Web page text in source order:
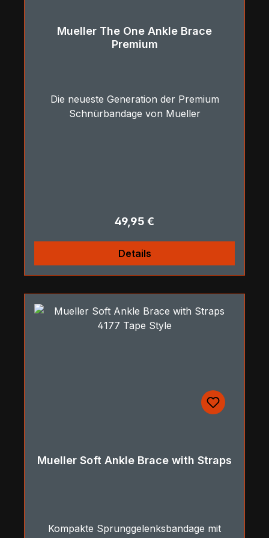
Mueller The One Ankle Brace
Premium
Die neueste Generation der Premium
Schnürbandage von Mueller
Regulärer Preis:
49,95 €
Details
Mueller Soft Ankle Brace with Straps
Kompakte Sprunggelenksbandage mit